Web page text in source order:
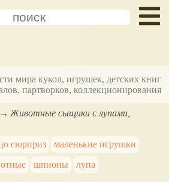
мира кукол, игрушек, детских книг
партворков, коллекционирования
Животные сыщики с лупами,
сюрприз
маленькие игрушки
шпионы лупа